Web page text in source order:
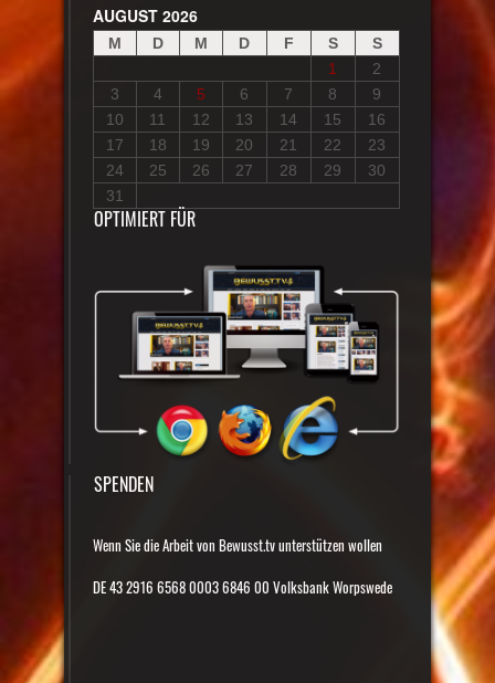
AUGUST 2026
M D M D F S
S
1
2
3
4 5 6 7 8
9
10
11 12 13 14 15
16
17
18 19 20 21 22
23
24
25 26 27 28 29
30
31
OPTIMIERT FÜR
SPENDEN
Wenn Sie die Arbeit von Bewusst.tv unterstützen wollen
DE 43 2916 6568 0003 6846 00 Volksbank Worpswede